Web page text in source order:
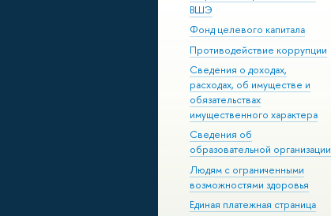
ВШЭ
Фонд целевого капитала
Противодействие коррупции
Сведения о доходах,
расходах, об имуществе и
обязательствах
имущественного характера
Сведения об
образовательной организации
Людям с ограниченными
возможностями здоровья
Единая платежная страница